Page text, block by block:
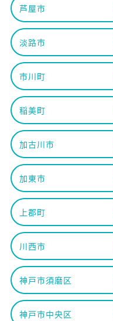
芦屋市
淡路市
市川町
稲美町
加古川市
加東市
上郡町
川西市
神戸市須磨区
神戸市中央区